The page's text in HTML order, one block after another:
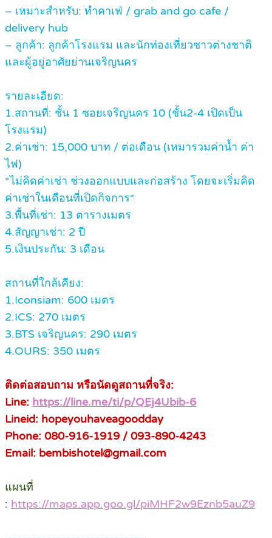
– เหมาะสำหรับ: ทำคาเฟ่ / grab and go cafe /
delivery hub
– ลูกค้า: ลูกค้าโรงแรม และนักท่องเที่ยวชาวต่างชาติ
และผู้อยู่อาศัยย่านเจริญนคร
รายละเอียด:
1.สถานที่: ชั้น 1 ซอยเจริญนคร 10 (ชั้น2-4 เปิดเป็น
โรงแรม)
2.ค่าเช่า: 15,000 บาท / ต่อเดือน (เหมารวมค่าน้ำ ค่า
ไฟ)
*ไม่คิดค่าเช่า ช่วงออกแบบและก่อสร้าง โดยจะเริ่มคิด
ค่าเช่าในเดือนที่เปิดกิจการ*
3.พื้นที่เช่า: 13 ตารางเมตร
4.สัญญาเช่า: 2 ปี
5.เงินประกัน: 3 เดือน
สถานที่ใกล้เคียง:
1.Iconsiam: 600 เมตร
2.ICS: 270 เมตร
3.BTS เจริญนคร: 290 เมตร
4.OURS: 350 เมตร
ติดต่อสอบถาม หรือนัดดูสถานที่จริง:
Line: https://line.me/ti/p/QEj4Ubib-6
Lineid: hopeyouhaveagoodday
Phone: 080-916-1919 / 093-890-4243
Email: bembishotel@gmail.com
แผนที่
: https://maps.app.goo.gl/piMHF2w9Eznb5auZ9